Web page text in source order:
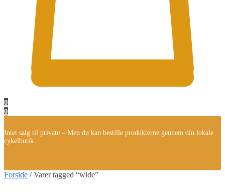
0
0
Intet salg til private – Men du kan bestille produkterne gennem din lokale
cykelbutik
Forside /Varer tagged “wide”